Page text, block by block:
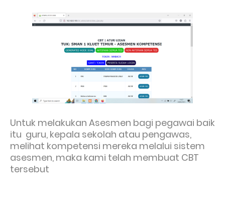
Untuk melakukan Asesmen bagi pegawai baik
itu guru, kepala sekolah atau pengawas,
melihat kompetensi mereka melalui sistem
asesmen, maka kami telah membuat CBT
tersebut